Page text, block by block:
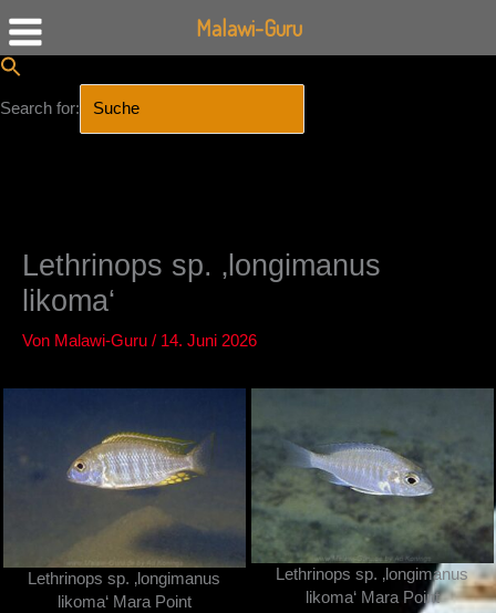
Search for:
Lethrinops sp. ‚longimanus
likoma‘
Von Malawi-Guru / 14. Juni 2026
Lethrinops sp. ‚longimanus
likoma‘ Mara Point
Lethrinops sp. ‚longimanus
likoma‘ Mara Point
Malawi-Guru